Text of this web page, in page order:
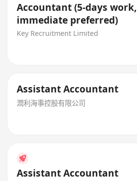
Accountant (5-days work,
immediate preferred)
Key Recruitment Limited
Assistant Accountant
潤利海事控股有限公司
Assistant Accountant